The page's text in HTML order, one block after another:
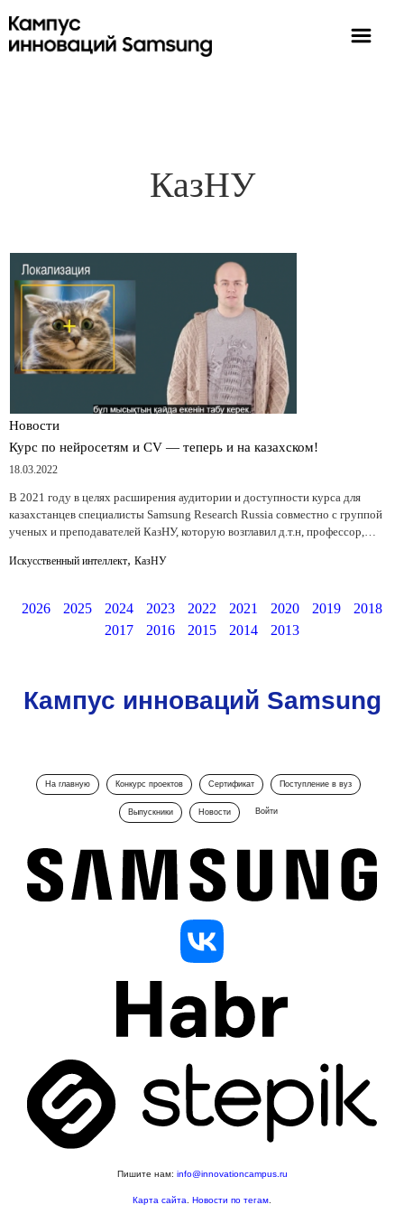
КазНУ
Новости
Курс по нейросетям и CV — теперь и на казахском!
18.03.2022
В 2021 году в целях расширения аудитории и доступности курса для
казахстанцев специалисты Samsung Research Russia совместно с группой
ученых и преподавателей КазНУ, которую возглавил д.т.н, профессор,…
Искусственный интеллект, КазНУ
2026 2025 2024 2023 2022 2021 2020 2019
2018
2017
2016 2015 2014 2013
Кампус инноваций Samsung
На главную Конкурс проектов Сертификат Поступление в вуз
Выпускники Новости Войти
Пишите нам: info@innovationcampus.ru
Карта сайта Новости по тегам